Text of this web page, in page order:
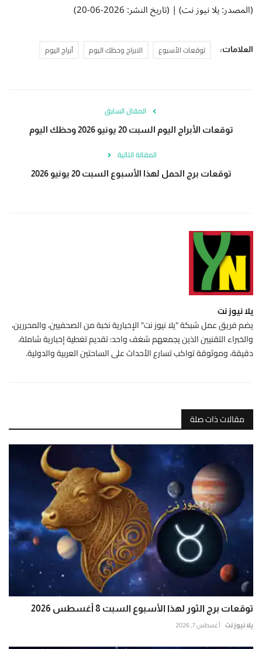
(المصدر: يلا نيوز نت) | (تاريخ النشر: 2026-06-20)
العلامات: توقعات الأسبوع الابراج وحظك اليوم أبراج اليوم
المقال السابق
توقعات الأبراج اليوم السبت 20 يونيو 2026 وحظك اليوم
المقالة التالية
توقعات برج الحمل لهذا الأسبوع السبت 20 يونيو 2026
يلا نيوز نت
يضم فريق عمل شبكة "يلا نيوز نت" الإخبارية نخبة من الصحفيين، والمحررين،
والخبراء التقنيين الذين يجمعهم شغف واحد: تقديم تغطية إخبارية شاملة،
دقيقة، وموثوقة تواكب تسارع الأحداث على الساحتين العربية والدولية.
مقالات ذات صلة
توقعات برج الثور لهذا الأسبوع السبت 8 أغسطس 2026
يلا نيوز نت أغسطس 7, 2026